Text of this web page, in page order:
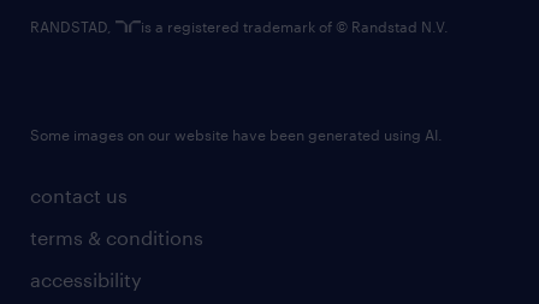
contact us
terms & conditions
accessibility
RANDSTAD, is a registered trademark of © Randstad N.V.
Some images on our website have been generated using AI.